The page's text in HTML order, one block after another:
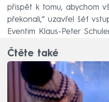
přispět k tomu, abychom
překonali,“ uzavřel šéf
Eventim Klaus-Peter
Čtěte také